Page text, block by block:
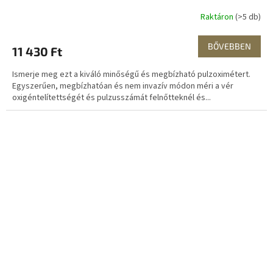
Raktáron (>5 db)
11 430 Ft BŐVEBBEN
Ismerje meg ezt a kiváló minőségű és megbízható pulzoximétert.
Egyszerűen, megbízhatóan és nem invazív módon méri a vér
oxigéntelítettségét és pulzusszámát felnőtteknél és...